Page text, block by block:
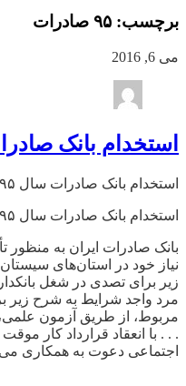
برچسب: ۹۵ صادرات
می 6, 2016
استخدام بانک
استخدام بانک صادرات سال ۹۵
استخدام بانک صادرات سال ۹۵ + پرینت کارت ورود به جلسه آزمون
بانک صادرات ایران به منظور
نیاز خود در استان‌های
زیر برای تصدی در شغل بانکدار
مرد واجد شرایط به شرح زیر
مربوط، از طریق آزمون
. . . با انعقاد قرارداد کار
اجتماعی دعوت به همکاری